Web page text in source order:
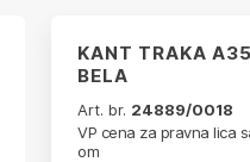
KANT TRAKA
BELA
Art. br. 24889/0018
VP cena za pravna lica
om